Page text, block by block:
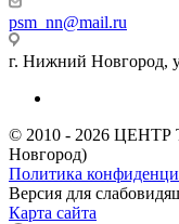
psm_nn@mail.ru
г. Нижний Новгород,
© 2010 - 2026 ЦЕНТР
Новгород)
Политика
Версия для
Карта сайта